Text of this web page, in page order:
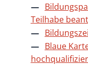
Teilhabe
Blaue